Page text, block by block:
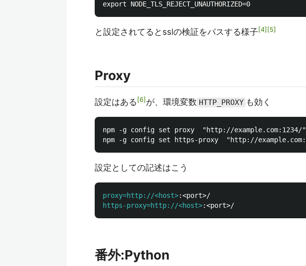
と設定されてるとsslの検証をパスする様子 4 5
Proxy
設定はある 6 が、環境変数 HTTP_PROXY も効く
npm -g config set proxy  "http://example.com:1234/"
設定としての記述はこう
proxy=http://<host>
https-proxy=http://<host>
番外:Python